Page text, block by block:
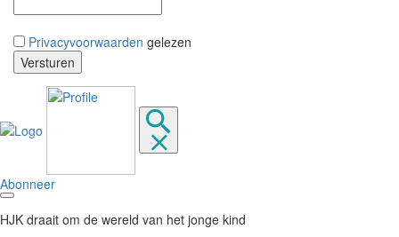
Privacyvoorwaarden gelezen
Abonneer
HJK draait om de wereld van het jonge kind